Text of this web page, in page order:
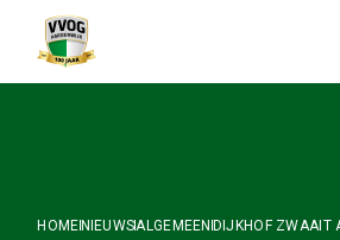
content
HOME NIEUWSALGEMEEN DIJKHOF ZWAAIT